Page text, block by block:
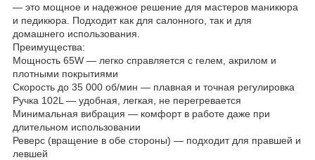
— это мощное и надежное решение для мастеров маникюра
и педикюра. Подходит как для салонного, так и для
домашнего использования.
Преимущества:
Мощность 65W — легко справляется с гелем, акрилом и
плотными покрытиями
Скорость до 35 000 об/мин — плавная и точная регулировка
Ручка 102L — удобная, легкая, не перегревается
Минимальная вибрация — комфорт в работе даже при
длительном использовании
Реверс (вращение в обе стороны) — подходит для правшей и
левшей